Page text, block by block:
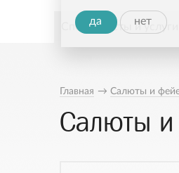
да нет
Специалисты и услуги
Главная → Салюты и
Салюты и